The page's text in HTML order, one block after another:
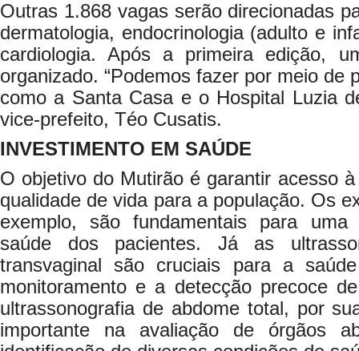
Outras 1.868 vagas serão direcionadas
dermatologia, endocrinologia (adulto e
cardiologia. Após a primeira edição,
organizado. “Podemos fazer por meio de
como a Santa Casa e o Hospital Luzia
vice-prefeito, Téo Cusatis.
INVESTIMENTO EM SAÚDE
O objetivo do Mutirão é garantir acesso
qualidade de vida para a população. Os
exemplo, são fundamentais para uma
saúde dos pacientes. Já as
transvaginal são cruciais para a
monitoramento e a detecção precoce
ultrassonografia de abdome total, por
importante na avaliação de órgãos